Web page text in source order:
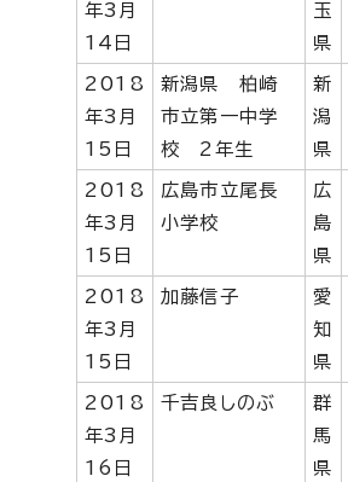
年3月
14日
玉
県
2018
年3月
15日
新潟県 柏崎
市立第一中学
校 2年生
新
潟
県
2018
年3月
15日
広島市立尾長
小学校
広
島
県
2018
年3月
15日
加藤信子
愛
知
県
2018
年3月
16日
千吉良しのぶ
群
馬
県